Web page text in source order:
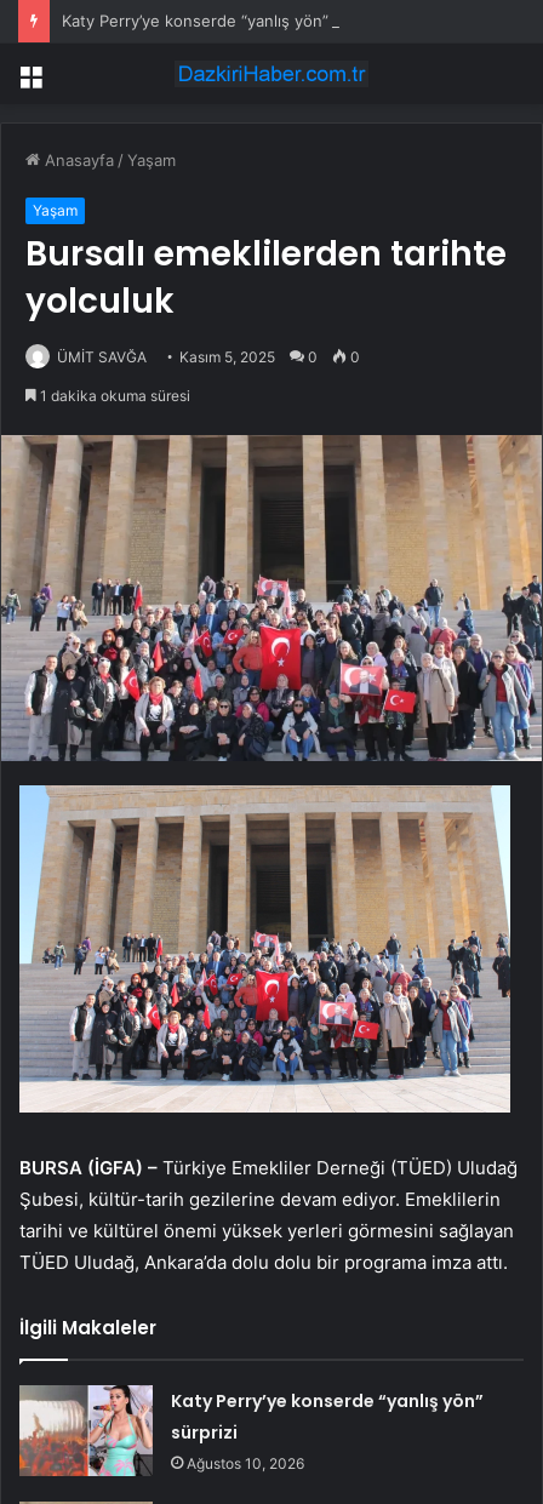
Katy Perry’ye konserde “yanlış yön” sürprizi
Menü
Anasayfa /Yaşam
Yaşam
Bursalı emeklilerden tarihte
yolculuk
ÜMİT SAVĞA Kasım 5, 2025 0 0
1 dakika okuma süresi
BURSA (İGFA) – Türkiye Emekliler Derneği (TÜED) Uludağ
Şubesi, kültür-tarih gezilerine devam ediyor. Emeklilerin
tarihi ve kültürel önemi yüksek yerleri görmesini sağlayan
TÜED Uludağ, Ankara’da dolu dolu bir programa imza attı.
İlgili Makaleler
Katy Perry’ye konserde “yanlış yön”
sürprizi
Ağustos 10, 2026